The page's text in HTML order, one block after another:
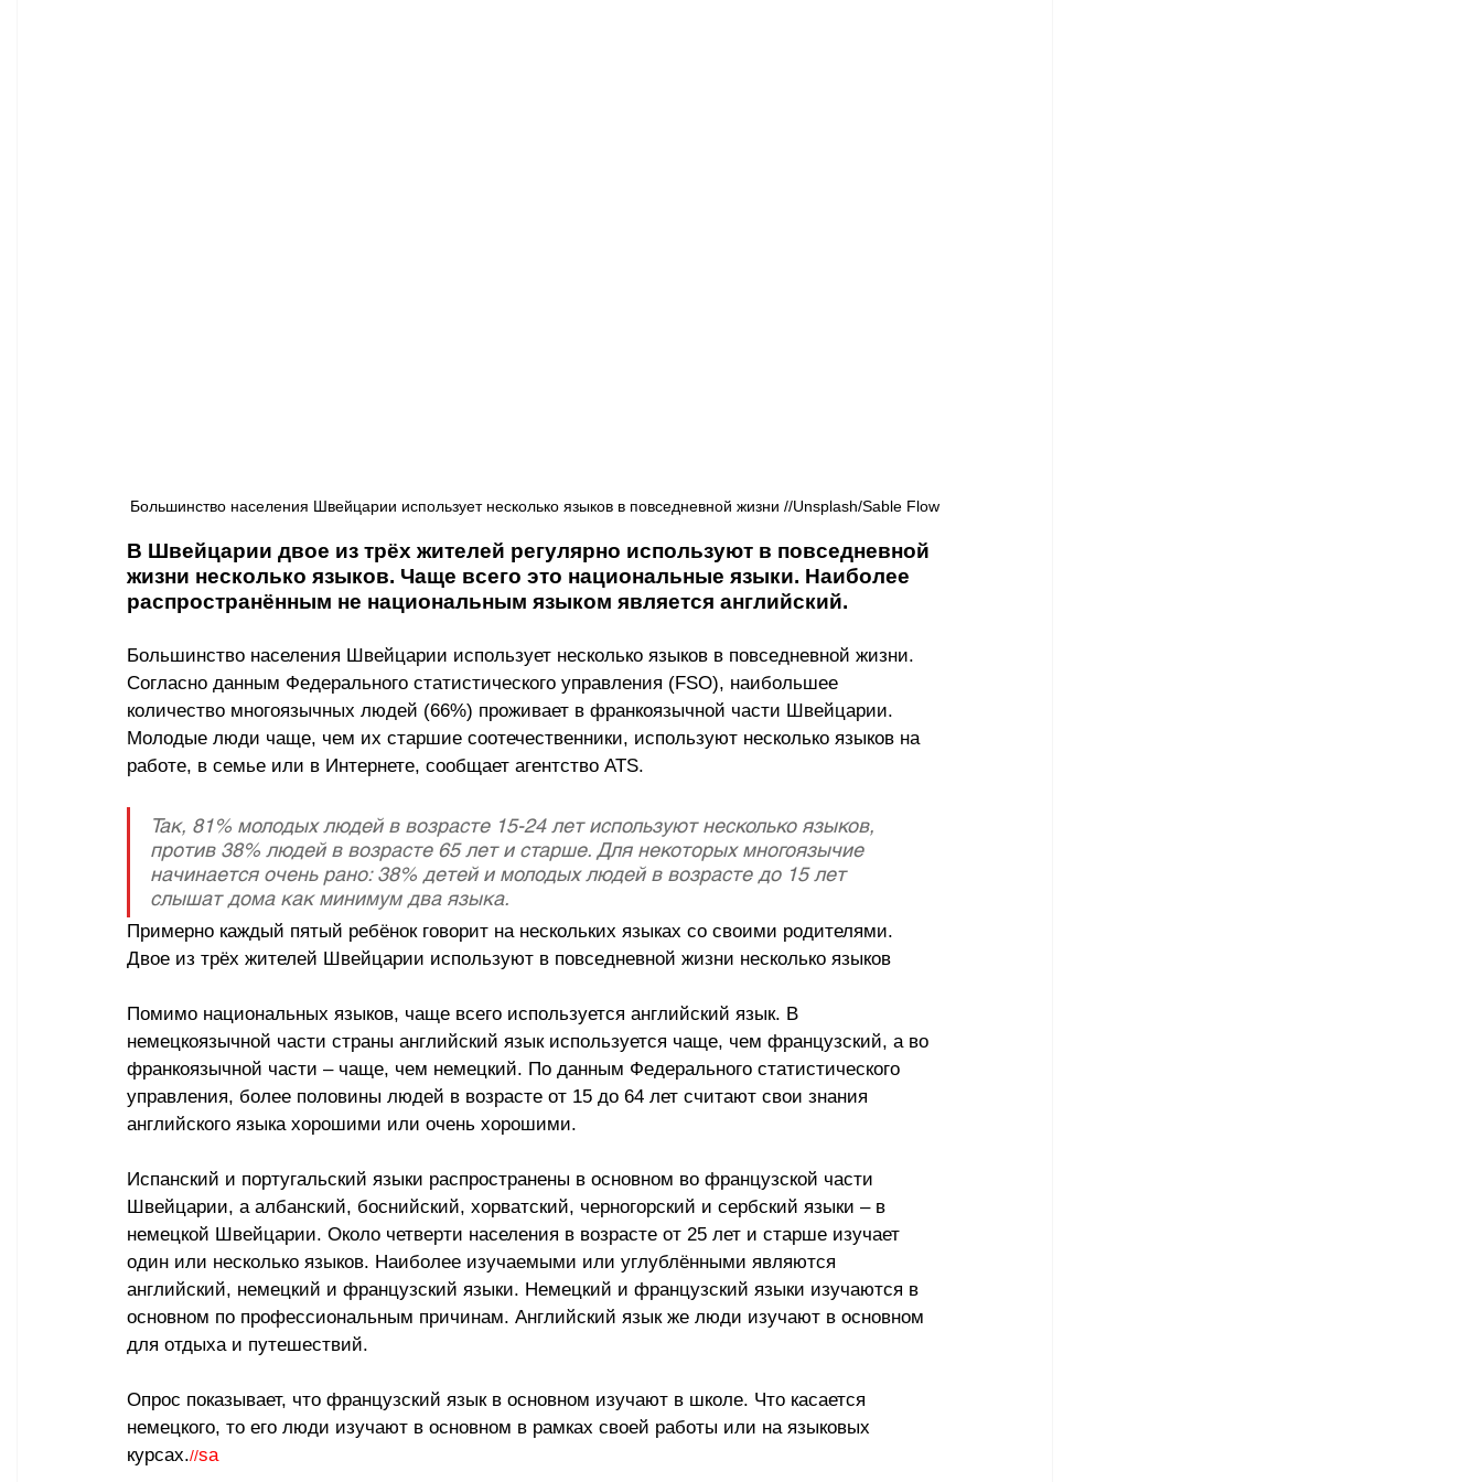
Большинство населения Швейцарии использует несколько языков в повседневной жизни //Unsplash/Sable Flow
В Швейцарии двое из трёх жителей регулярно используют в повседневной
жизни несколько языков. Чаще всего это национальные языки. Наиболее
распространённым не национальным языком является английский.
Большинство населения Швейцарии использует несколько языков в повседневной жизни.
Согласно данным Федерального статистического управления (FSO), наибольшее
количество многоязычных людей (66%) проживает в франкоязычной части Швейцарии.
Молодые люди чаще, чем их старшие соотечественники, используют несколько языков на
работе, в семье или в Интернете, сообщает агентство ATS.
Так, 81% молодых людей в возрасте 15-24 лет используют несколько языков,
против 38% людей в возрасте 65 лет и старше. Для некоторых многоязычие
начинается очень рано: 38% детей и молодых людей в возрасте до 15 лет
слышат дома как минимум два языка.
Примерно каждый пятый ребёнок говорит на нескольких языках со своими родителями.
Двое из трёх жителей Швейцарии используют в повседневной жизни несколько языков
Помимо национальных языков, чаще всего используется английский язык. В
немецкоязычной части страны английский язык используется чаще, чем французский, а во
франкоязычной части – чаще, чем немецкий. По данным Федерального статистического
управления, более половины людей в возрасте от 15 до 64 лет считают свои знания
английского языка хорошими или очень хорошими.
Испанский и португальский языки распространены в основном во французской части
Швейцарии, а албанский, боснийский, хорватский, черногорский и сербский языки – в
немецкой Швейцарии. Около четверти населения в возрасте от 25 лет и старше изучает
один или несколько языков. Наиболее изучаемыми или углублёнными являются
английский, немецкий и французский языки. Немецкий и французский языки изучаются в
основном по профессиональным причинам. Английский язык же люди изучают в основном
для отдыха и путешествий.
Опрос показывает, что французский язык в основном изучают в школе. Что касается
немецкого, то его люди изучают в основном в рамках своей работы или на языковых
курсах.//sa